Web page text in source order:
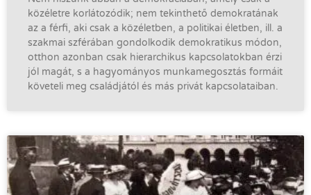
közéletre korlátozódik; nem tekinthető demokratának
az a férfi, aki csak a közéletben, a politikai életben, ill. a
szakmai szférában gondolkodik demokratikus módon,
otthon azonban csak hierarchikus kapcsolatokban érzi
jól magát, s a hagyományos munkamegosztás formáit
követeli meg családjától és más privát kapcsolataiban.